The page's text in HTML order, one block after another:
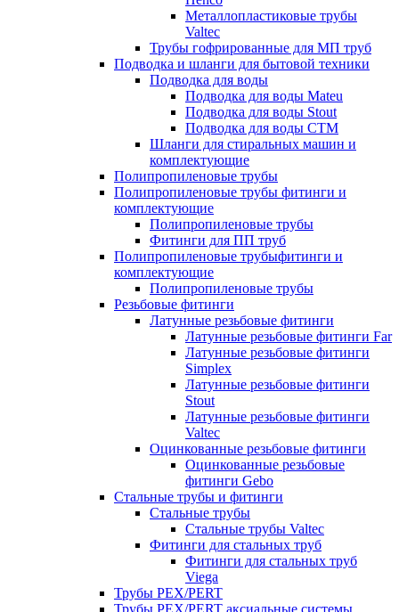
Металлопластиковые трубы
Valtec
Трубы гофрированные для МП труб
Подводка и шланги для бытовой техники
Подводка для воды
Подводка для воды Mateu
Подводка для воды Stout
Подводка для воды СТМ
Шланги для стиральных машин и
комплектующие
Полипропиленовые трубы
Полипропиленовые трубы фитинги и
комплектующие
Полипропиленовые трубы
Фитинги для ПП труб
Полипропиленовые трубыфитинги и
комплектующие
Полипропиленовые трубы
Резьбовые фитинги
Латунные резьбовые фитинги
Латунные резьбовые фитинги Far
Латунные резьбовые фитинги
Simplex
Латунные резьбовые фитинги
Stout
Латунные резьбовые фитинги
Valtec
Оцинкованные резьбовые фитинги
Оцинкованные резьбовые
фитинги Gebo
Стальные трубы и фитинги
Стальные трубы
Стальные трубы Valtec
Фитинги для стальных труб
Фитинги для стальных труб
Viega
Трубы PEX/PERT